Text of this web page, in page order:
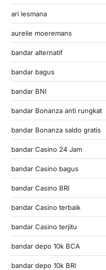
ari lesmana
aurelie moeremans
bandar alternatif
bandar bagus
bandar BNI
bandar Bonanza anti rungkat
bandar Bonanza saldo gratis
bandar Casino 24 Jam
bandar Casino bagus
bandar Casino BRI
bandar Casino terbaik
bandar Casino terjitu
bandar depo 10k BCA
bandar depo 10k BRI